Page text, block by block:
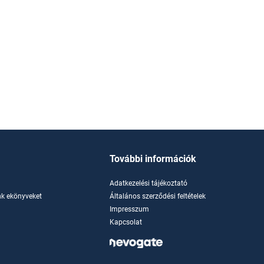
ekönyveket
További információk
Adatkezelési tájékoztató
Általános szerződési feltételek
Impresszum
Kapcsolat